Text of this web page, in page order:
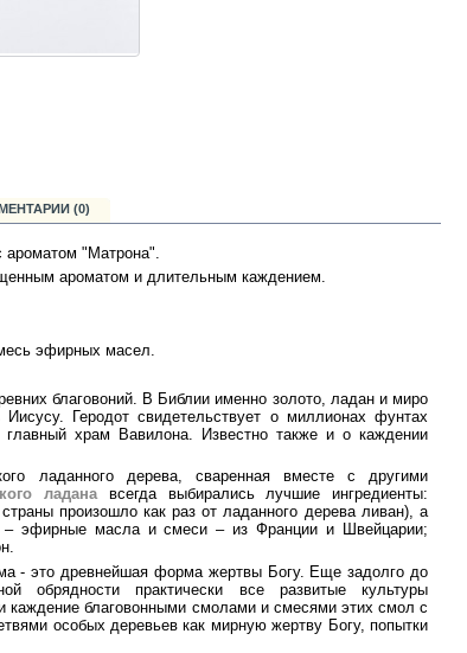
(0)
"Матрона".
ароматом и длительным каждением.
эфирных масел.
благовоний. В Библии именно золото, ладан и миро
Геродот свидетельствует о миллионах фунтах
храм Вавилона. Известно также и о каждении
ладанного дерева, сваренная вместе с другими
ладанавсегда выбирались лучшие ингредиенты:
произошло как раз от ладанного дерева ливан), а
– эфирные масла и смеси – из Франции и Швейцарии;
- это древнейшая форма жертвы Богу. Еще задолго до
обрядности практически все развитые культуры
каждение благовонными смолами и смесями этих смол с
особых деревьев как мирную жертву Богу, попытки